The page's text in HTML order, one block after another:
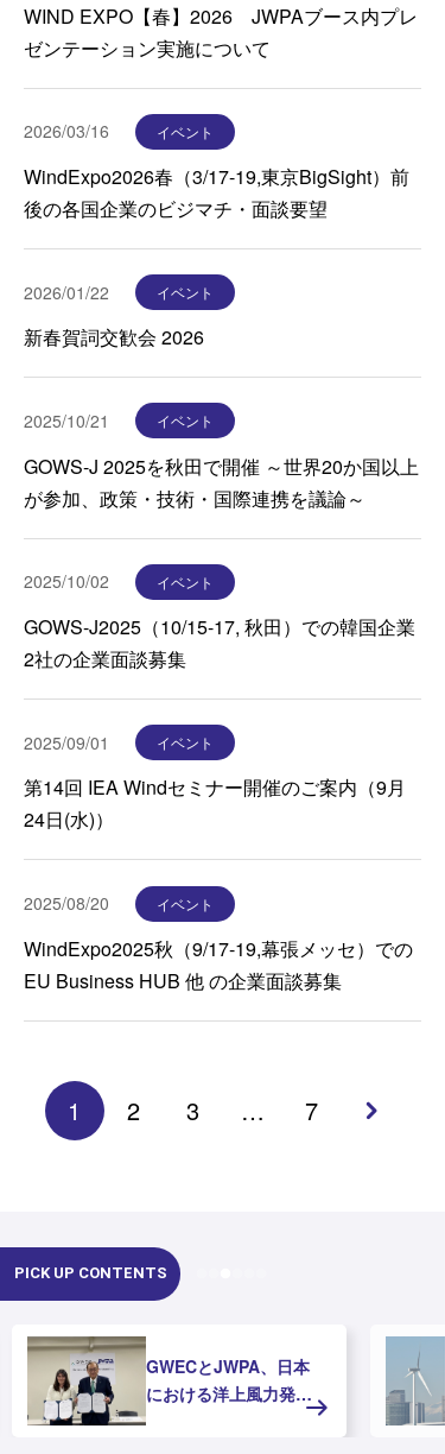
WIND EXPO【春】2026 JWPAブース内プレ
ゼンテーション実施について
2026/03/16 イベント
WindExpo2026春（3/17-19,東京BigSight）前
後の各国企業のビジマチ・面談要望
2026/01/22 イベント
新春賀詞交歓会 2026
2025/10/21 イベント
GOWS-J 2025を秋田で開催 ～世界20か国以上
が参加、政策・技術・国際連携を議論～
2025/10/02 イベント
GOWS-J2025（10/15-17, 秋田）での韓国企業
2社の企業面談募集
2025/09/01 イベント
第14回 IEA Windセミナー開催のご案内（9月
24日(水)）
2025/08/20 イベント
WindExpo2025秋（9/17-19,幕張メッセ）での
EU Business HUB 他 の企業面談募集
1 2 3 … 7
PICK UP CONTENTS
GWECとJWPA、日本
における洋上風力発電